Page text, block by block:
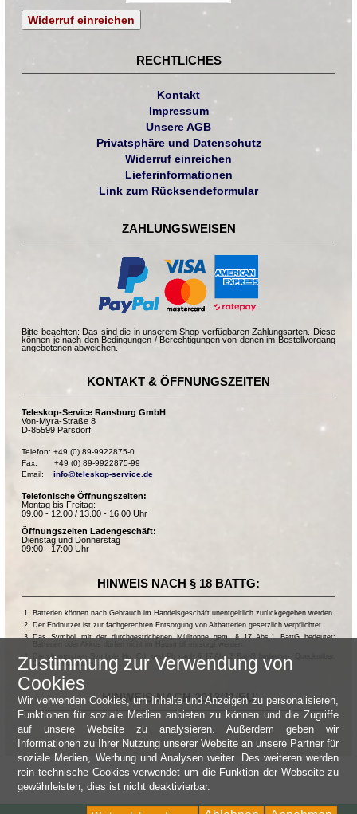
Widerruf einreichen
RECHTLICHES
Kontakt
Impressum
Unsere AGB
Privatsphäre und Datenschutz
Widerruf einreichen
Lieferinformationen
Link zum Rücksendeformular
ZAHLUNGSWEISEN
Bitte beachten: Das sind die in unserem Shop verfügbaren Zahlungsarten. Diese
können je nach den Bedingungen / Berechtigungen von denen im Bestellvorgang
angebotenen abweichen.
KONTAKT & ÖFFNUNGSZEITEN
Teleskop-Service Ransburg GmbH
Von-Myra-Straße 8
D-85599 Parsdorf
Telefon: +49 (0) 89-9922875-0
Fax:       +49 (0) 89-9922875-99
Email: info@teleskop-service.de
Telefonische Öffnungszeiten:
Montag bis Freitag:
09.00 - 12.00 / 13.00 - 16.00 Uhr
Öffnungszeiten Ladengeschäft:
Dienstag und Donnerstag
09:00 - 17:00 Uhr
HINWEIS NACH § 18 BATTG:
Batterien können nach Gebrauch im Handelsgeschäft unentgeltlich zurückgegeben werden.
Der Endnutzer ist zur fachgerechten Entsorgung von Altbatterien gesetzlich verpflichtet.
Das Symbol mit der durchgestrichenen Mülltonne gem. § 17 Abs.1 BattG bedeutet:
Die chemischen Symbole Hg, Cd, und Pb nach § 17 Abs.3 BattG bedeuten: Quecksilber,
Cadmium und Blei.
HINWEIS NACH 2013/11/EU
Zustimmung zur Verwendung von
Cookies
Wir verwenden Cookies, um Inhalte und Anzeigen zu personalisieren,
Funktionen für soziale Medien anbieten zu können und die Zugriffe
auf unsere Website zu analysieren. Außerdem geben wir
Informationen zu Ihrer Nutzung unserer Website an unsere Partner für
soziale Medien, Werbung und Analysen weiter. Des weiteren werden
rein technische Cookies verwendet um die Funktion der Webseite zu
gewährleisten, dies ist nicht deaktivierbar.